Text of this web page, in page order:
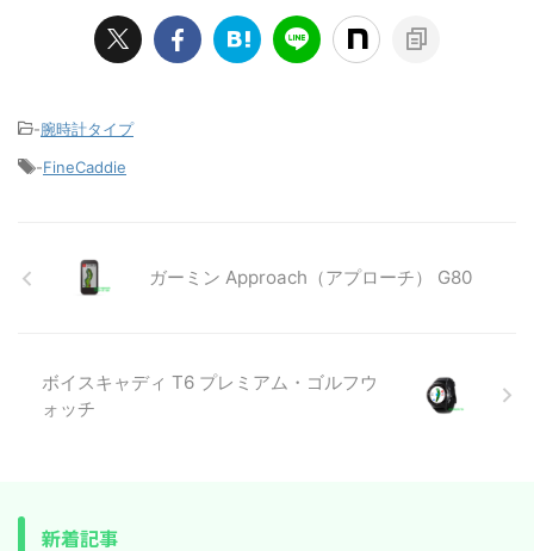
-腕時計タイプ
-FineCaddie
ガーミン Approach（アプローチ） G80
ボイスキャディ T6 プレミアム・ゴルフウ
ォッチ
新着記事